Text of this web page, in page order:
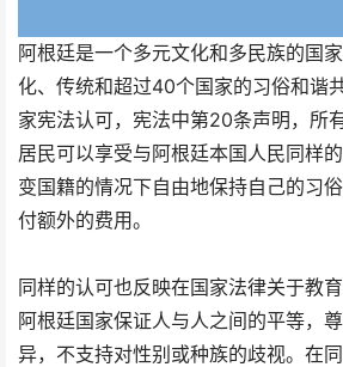
阿根廷是一个多元文化和多民族的国
化、传统和超过40个国家的习俗和谐
家宪法认可，宪法中第20条声明，所
居民可以享受与阿根廷本国人民同样
变国籍的情况下自由地保持自己的习
付额外的费用。
同样的认可也反映在国家法律关于教
阿根廷国家保证人与人之间的平等，
异，不支持对性别或种族的歧视。在